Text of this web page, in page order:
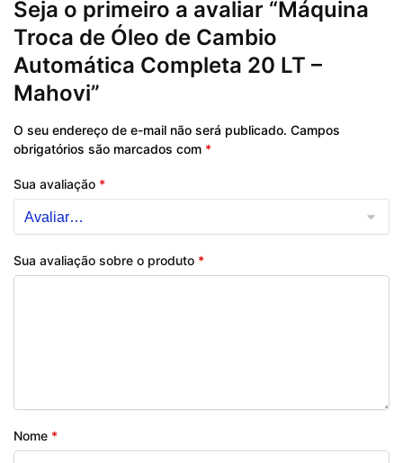
Seja o primeiro a avaliar “Máquina
Troca de Óleo de Cambio
Automática Completa 20 LT –
Mahovi”
O seu endereço de e-mail não será publicado. Campos
obrigatórios são marcados com *
Sua avaliação *
Sua avaliação sobre o produto *
Nome *